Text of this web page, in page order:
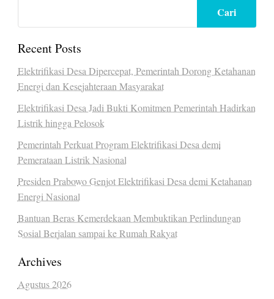
Cari
Recent Posts
Elektrifikasi Desa Dipercepat, Pemerintah Dorong Ketahanan
Energi dan Kesejahteraan Masyarakat
Elektrifikasi Desa Jadi Bukti Komitmen Pemerintah Hadirkan
Listrik hingga Pelosok
Pemerintah Perkuat Program Elektrifikasi Desa demi
Pemerataan Listrik Nasional
Presiden Prabowo Genjot Elektrifikasi Desa demi Ketahanan
Energi Nasional
Bantuan Beras Kemerdekaan Membuktikan Perlindungan
Sosial Berjalan sampai ke Rumah Rakyat
Archives
Agustus 2026